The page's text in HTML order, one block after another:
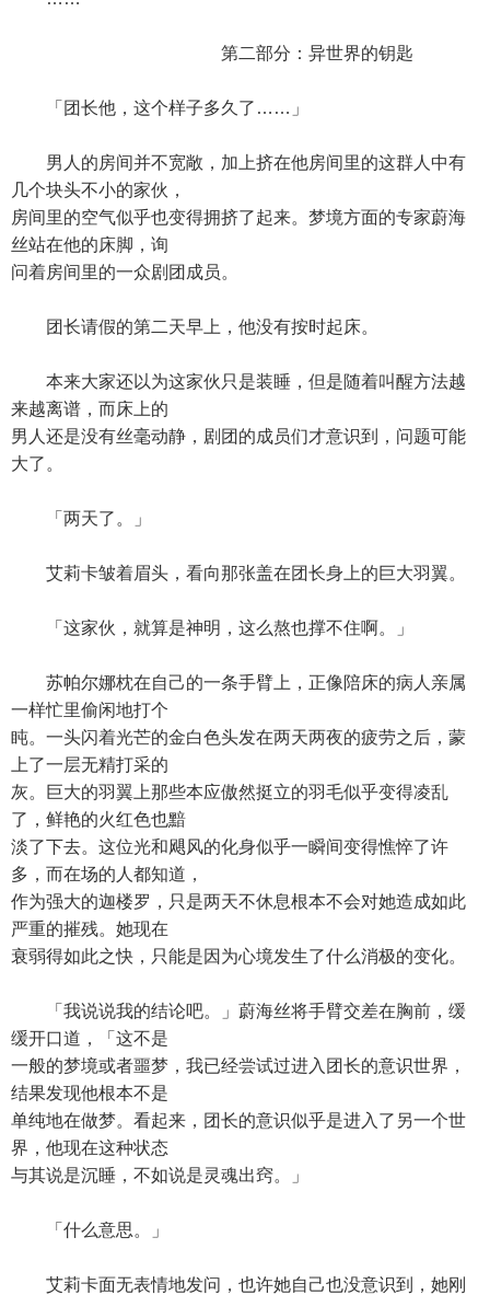
第二部分：异世界的钥匙
「团长他，这个样子多久了……」
男人的房间并不宽敞，加上挤在他房间里的这群人中有
几个块头不小的家伙，
房间里的空气似乎也变得拥挤了起来。梦境方面的专家蔚海
丝站在他的床脚，询
问着房间里的一众剧团成员。
团长请假的第二天早上，他没有按时起床。
本来大家还以为这家伙只是装睡，但是随着叫醒方法越
来越离谱，而床上的
男人还是没有丝毫动静，剧团的成员们才意识到，问题可能
大了。
「两天了。」
艾莉卡皱着眉头，看向那张盖在团长身上的巨大羽翼。
「这家伙，就算是神明，这么熬也撑不住啊。」
苏帕尔娜枕在自己的一条手臂上，正像陪床的病人亲属
一样忙里偷闲地打个
盹。一头闪着光芒的金白色头发在两天两夜的疲劳之后，蒙
上了一层无精打采的
灰。巨大的羽翼上那些本应傲然挺立的羽毛似乎变得凌乱
了，鲜艳的火红色也黯
淡了下去。这位光和飓风的化身似乎一瞬间变得憔悴了许
多，而在场的人都知道，
作为强大的迦楼罗，只是两天不休息根本不会对她造成如此
严重的摧残。她现在
衰弱得如此之快，只能是因为心境发生了什么消极的变化。
「我说说我的结论吧。」蔚海丝将手臂交差在胸前，缓
缓开口道，「这不是
一般的梦境或者噩梦，我已经尝试过进入团长的意识世界，
结果发现他根本不是
单纯地在做梦。看起来，团长的意识似乎是进入了另一个世
界，他现在这种状态
与其说是沉睡，不如说是灵魂出窍。」
「什么意思。」
艾莉卡面无表情地发问，也许她自己也没意识到，她刚